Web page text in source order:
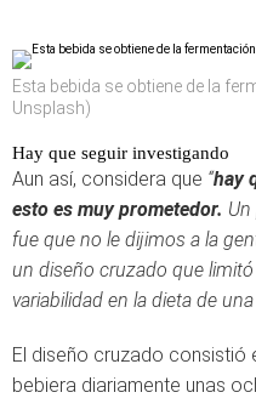
Esta bebida se obtiene de la
Unsplash)
Hay que seguir investigando
Aun así, considera que “hay
esto es muy prometedor.
fue que no le dijimos a la
un diseño cruzado que
variabilidad en la dieta de
El diseño cruzado consistió
bebiera diariamente unas